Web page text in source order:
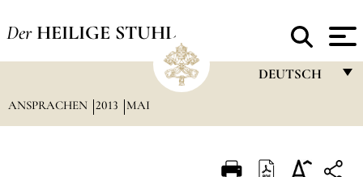
Der HEILIGE STUHL
DEUTSCH
ITALIANO
ANSPRACHEN 2013 MAI